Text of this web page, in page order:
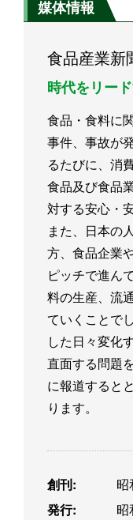
媒体情報
食品産業新
時代をリー
食品・食料に
事件、事故が
るたびに、消
食品及び食品
対する安心・
また、日本の
方、食品企業
ピッチで進ん
料の生産、流
ていくことで
した日々変化
直面する問題
に報道すると
ります。
創刊:
昭
発行:
昭